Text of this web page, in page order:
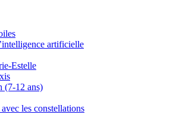
artificielle
Estelle
(7-12 ans)
les constellations